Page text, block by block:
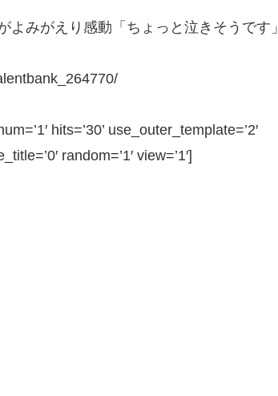
よみがえり感動「ちょっと泣きそうです」
hits=’30’ use_outer_template=’2′
random=’1′ view=’1′]